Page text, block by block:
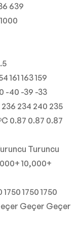
639
161 163 159
-40 -39 -33
234 240 235
0.87 0.87 0.87
Turuncu
10,000+
1750 1750
Geçer Geçer